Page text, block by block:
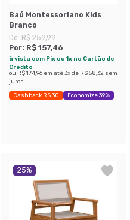
Baú Montessoriano Kids
Branco
De:R$ 259,99
Por: R$ 157,46
à vista com Pix ou 1x no Cartão de
Crédito
ou R$ 174,96 em até3x de R$ 58,32 sem
juros
Cashback R$ 30 Economize 39%
25%